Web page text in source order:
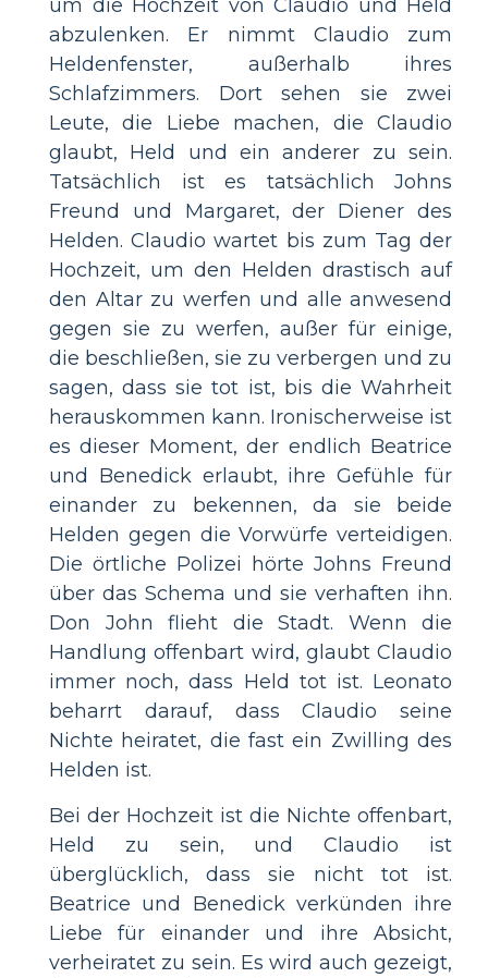
um die Hochzeit von Claudio und Held
abzulenken. Er nimmt Claudio zum
Heldenfenster, außerhalb ihres
Schlafzimmers. Dort sehen sie zwei
Leute, die Liebe machen, die Claudio
glaubt, Held und ein anderer zu sein.
Tatsächlich ist es tatsächlich Johns
Freund und Margaret, der Diener des
Helden. Claudio wartet bis zum Tag der
Hochzeit, um den Helden drastisch auf
den Altar zu werfen und alle anwesend
gegen sie zu werfen, außer für einige,
die beschließen, sie zu verbergen und zu
sagen, dass sie tot ist, bis die Wahrheit
herauskommen kann. Ironischerweise ist
es dieser Moment, der endlich Beatrice
und Benedick erlaubt, ihre Gefühle für
einander zu bekennen, da sie beide
Helden gegen die Vorwürfe verteidigen.
Die örtliche Polizei hörte Johns Freund
über das Schema und sie verhaften ihn.
Don John flieht die Stadt. Wenn die
Handlung offenbart wird, glaubt Claudio
immer noch, dass Held tot ist. Leonato
beharrt darauf, dass Claudio seine
Nichte heiratet, die fast ein Zwilling des
Helden ist.
Bei der Hochzeit ist die Nichte offenbart,
Held zu sein, und Claudio ist
überglücklich, dass sie nicht tot ist.
Beatrice und Benedick verkünden ihre
Liebe für einander und ihre Absicht,
verheiratet zu sein. Es wird auch gezeigt,